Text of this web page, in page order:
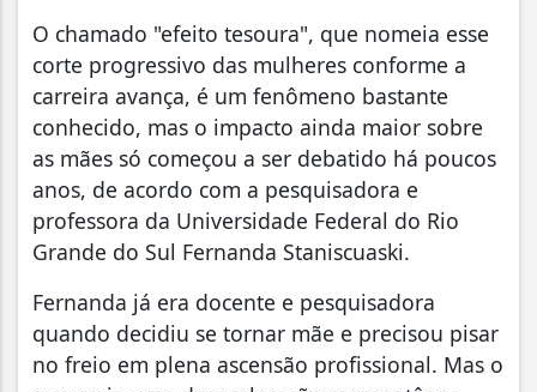
O chamado "efeito tesoura", que nomeia esse
corte progressivo das mulheres conforme a
carreira avança, é um fenômeno bastante
conhecido, mas o impacto ainda maior sobre
as mães só começou a ser debatido há poucos
anos, de acordo com a pesquisadora e
professora da Universidade Federal do Rio
Grande do Sul Fernanda Staniscuaski.
Fernanda já era docente e pesquisadora
quando decidiu se tornar mãe e precisou pisar
no freio em plena ascensão profissional. Mas o